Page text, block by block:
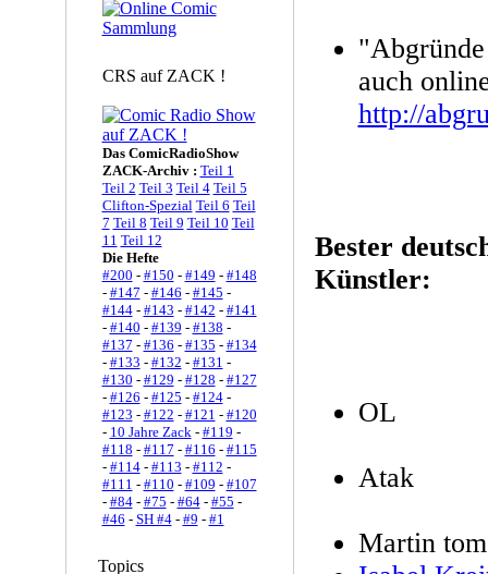
CRS auf ZACK !
Das ComicRadioShow
ZACK-Archiv : Teil 1
Teil 2 Teil 3 Teil 4 Teil 5
Clifton-Spezial Teil 6 Teil
7 Teil 8 Teil 9 Teil 10 Teil
11 Teil 12
Die Hefte
#200 - #150 - #149 - #148
- #147 - #146 - #145 -
#144- #143 - #142 - #141
- #140 - #139 - #138 -
#137 - #136 - #135 - #134
- #133 - #132 - #131 -
#130 - #129 - #128 - #127
- #126 - #125 - #124-
#123 - #122 - #121 - #120
- 10 Jahre Zack- #119 -
#118 - #117 - #116 - #115
- #114- #113 - #112 -
#111 - #110 - #109 - #107
- #84- #75 - #64- #55 -
#46 - SH #4- #9 - #1
Topics
auch
http://
Bester
Künstler:
OL
Atak
Martin